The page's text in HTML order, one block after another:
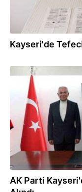
Kayseri'de
09.01.2026
AK Parti